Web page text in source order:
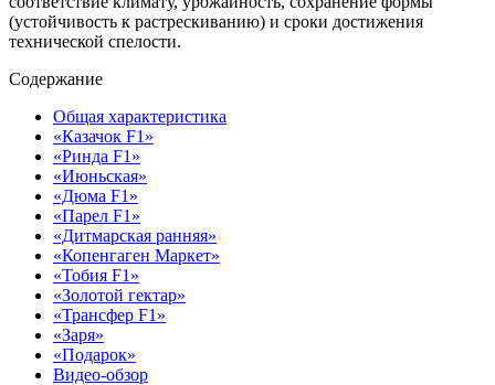
(устойчивость к растрескиванию) и сроки достижения
технической спелости.
Содержание
Общая характеристика
«Казачок F1»
«Ринда F1»
«Июньская»
«Дюма F1»
«Парел F1»
«Дитмарская ранняя»
«Копенгаген Маркет»
«Тобия F1»
«Золотой гектар»
«Трансфер F1»
«Заря»
«Подарок»
Видео-обзор